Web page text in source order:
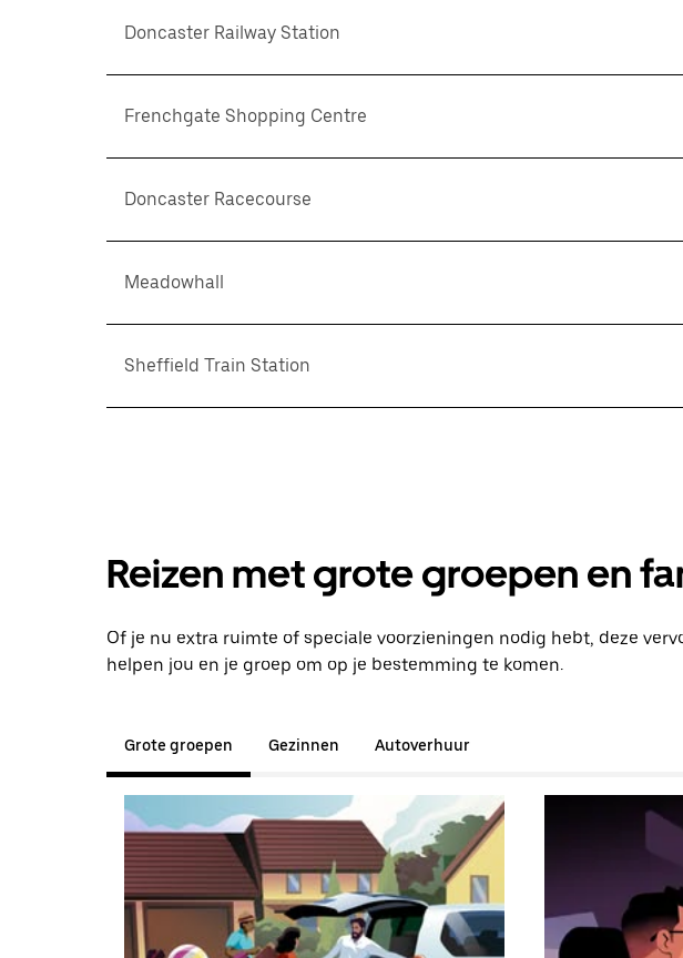
Doncaster Railway Station
Frenchgate Shopping Centre
Doncaster Racecourse
Meadowhall
Sheffield Train Station
Reizen met grote groepen en
Of je nu extra ruimte of speciale voorzieningen nodig hebt, deze
helpen jou en je groep om op je bestemming te komen.
Grote groepen Gezinnen Autoverhuur